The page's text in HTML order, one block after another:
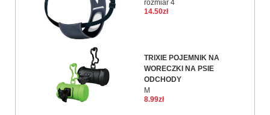
rozmiar 4
14.50zł
TRIXIE POJEMNIK NA
WORECZKI NA PSIE
ODCHODY
M
8.99zł